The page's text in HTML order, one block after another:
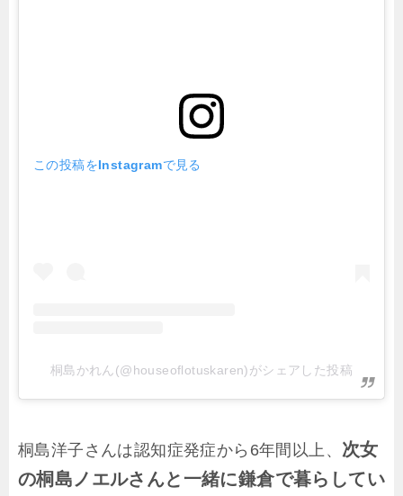
この投稿をInstagramで見る
桐島かれん(@houseoflotuskaren)がシェアした投稿
桐島洋子さんは認知症発症から6年間以上、 次女
の桐島ノエルさんと一緒に鎌倉で暮らしてい